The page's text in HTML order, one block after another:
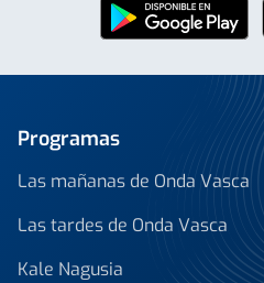
Programas
Las mañanas de Onda Vasca
Las tardes de Onda Vasca
Kale Nagusia